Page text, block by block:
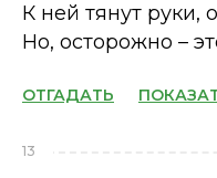
К ней тянут руки,
Но, осторожно –
ОТГАДАТЬ
13